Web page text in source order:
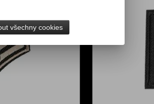
všechny cookies